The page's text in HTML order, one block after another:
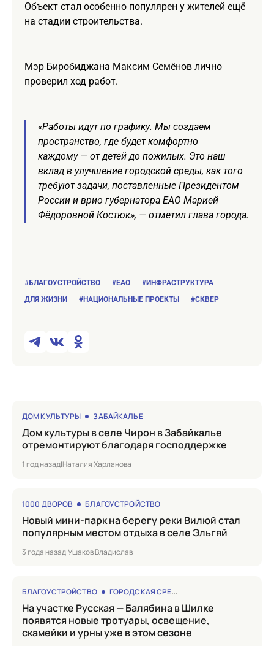
Объект стал особенно популярен у жителей ещё
на стадии строительства.
Мэр Биробиджана Максим Семёнов лично
проверил ход работ.
«Работы идут по графику. Мы создаем
пространство, где будет комфортно
каждому — от детей до пожилых. Это наш
вклад в улучшение городской среды, как того
требуют задачи, поставленные Президентом
России и врио губернатора ЕАО Марией
Фёдоровной Костюк», — отметил глава города.
#БЛАГОУСТРОЙСТВО #ЕАО
#ИНФРАСТРУКТУРА
ДЛЯ ЖИЗНИ
#НАЦИОНАЛЬНЫЕ ПРОЕКТЫ #СКВЕР
ДОМ КУЛЬТУРЫ ЗАБАЙКАЛЬЕ
Дом культуры в селе Чирон в Забайкалье
отремонтируют благодаря господдержке
1 год назад|Наталия Харланова
1000 ДВОРОВ БЛАГОУСТРОЙСТВО
Новый мини-парк на берегу реки Вилюй стал
популярным местом отдыха в селе Эльгяй
3 года назад|Ушаков Владислав
БЛАГОУСТРОЙСТВО ГОРОДСКАЯ СРЕДА
на участке Русская — Балябина в Шилке
появятся новые тротуары, освещение,
скамейки и урны уже в этом сезоне